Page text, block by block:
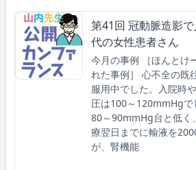
第41回 冠動脈造影
代の女性患者さん
今月の事例 ［ほんとけ
れた事例］ 心不全の既
服用中でした。入院時
圧は100～120mmHg
80～90mmHg台と低く
療翌日までに輸液を
が、腎機能